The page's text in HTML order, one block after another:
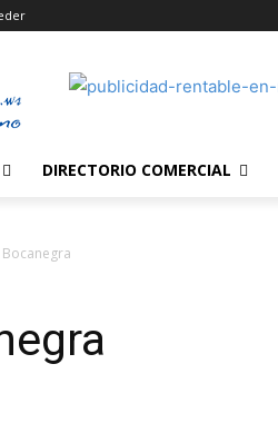
DIRECTORIO COMERCIAL